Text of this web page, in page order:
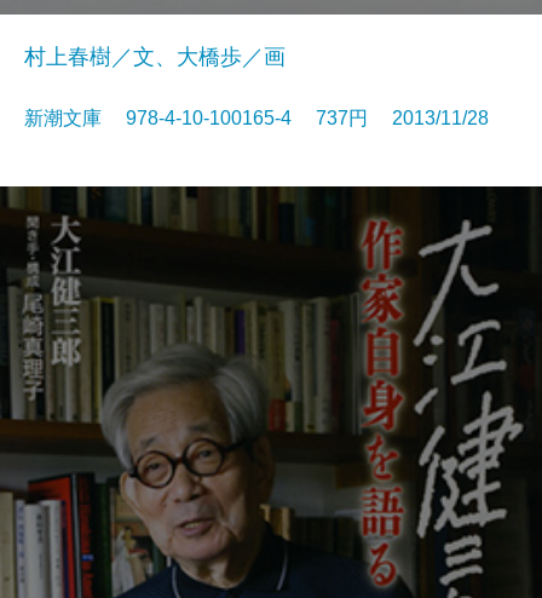
村上春樹／文、大橋歩／画
新潮文庫 978-4-10-100165-4 737円 2013/11/28